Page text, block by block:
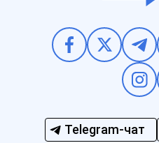
Telegram-чат